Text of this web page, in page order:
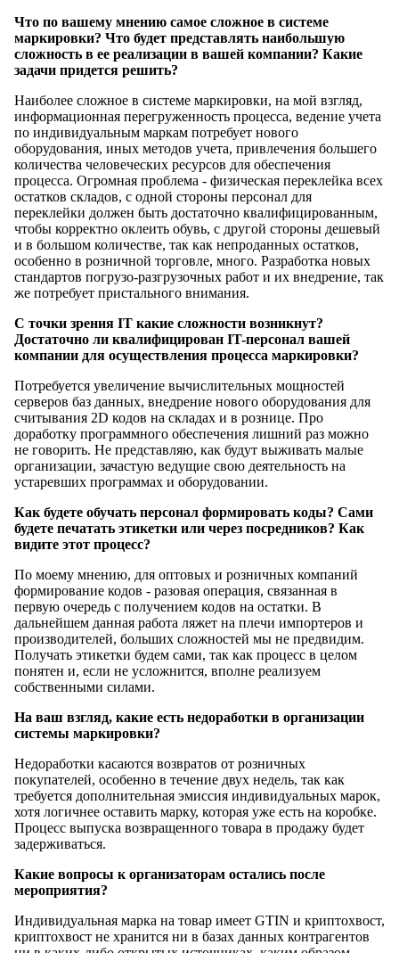
Что по вашему мнению самое сложное в системе
маркировки? Что будет представлять наибольшую
сложность в ее реализации в вашей компании? Какие
задачи придется решить?
Наиболее сложное в системе маркировки, на мой взгляд,
информационная перегруженность процесса, ведение учета
по индивидуальным маркам потребует нового
оборудования, иных методов учета, привлечения большего
количества человеческих ресурсов для обеспечения
процесса. Огромная проблема - физическая переклейка всех
остатков складов, с одной стороны персонал для
переклейки должен быть достаточно квалифицированным,
чтобы корректно оклеить обувь, с другой стороны дешевый
и в большом количестве, так как непроданных остатков,
особенно в розничной торговле, много. Разработка новых
стандартов погрузо-разгрузочных работ и их внедрение, так
же потребует пристального внимания.
С точки зрения IT какие сложности возникнут?
Достаточно ли квалифицирован IT-персонал вашей
компании для осуществления процесса маркировки?
Потребуется увеличение вычислительных мощностей
серверов баз данных, внедрение нового оборудования для
считывания 2D кодов на складах и в рознице. Про
доработку программного обеспечения лишний раз можно
не говорить. Не представляю, как будут выживать малые
организации, зачастую ведущие свою деятельность на
устаревших программах и оборудовании.
Как будете обучать персонал формировать коды? Сами
будете печатать этикетки или через посредников? Как
видите этот процесс?
По моему мнению, для оптовых и розничных компаний
формирование кодов - разовая операция, связанная в
первую очередь с получением кодов на остатки. В
дальнейшем данная работа ляжет на плечи импортеров и
производителей, больших сложностей мы не предвидим.
Получать этикетки будем сами, так как процесс в целом
понятен и, если не усложнится, вполне реализуем
собственными силами.
На ваш взгляд, какие есть недоработки в организации
системы маркировки?
Недоработки касаются возвратов от розничных
покупателей, особенно в течение двух недель, так как
требуется дополнительная эмиссия индивидуальных марок,
хотя логичнее оставить марку, которая уже есть на коробке.
Процесс выпуска возвращенного товара в продажу будет
задерживаться.
Какие вопросы к организаторам остались после
мероприятия?
Индивидуальная марка на товар имеет GTIN и криптохвост,
криптохвост не хранится ни в базах данных контрагентов